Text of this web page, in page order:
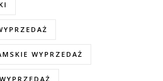
WYPRZEDAŻ